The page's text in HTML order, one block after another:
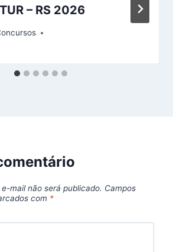
– RS 2026
mail não será publicado. Campos
com *